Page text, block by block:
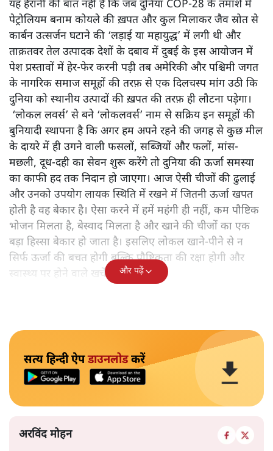
यह हैरानी की बात नहीं है कि जब दुनिया COP-28 के तमाशे में
पेट्रोलियम बनाम कोयले की ख़पत और कुल मिलाकर जैव स्रोत से
कार्बन उत्सर्जन घटाने की ‘लड़ाई या महायुद्ध’ में लगी थी और
ताक़तवर तेल उत्पादक देशों के दबाव में दुबई के इस आयोजन में
पेश प्रस्तावों में हेर-फेर करनी पड़ी तब अमेरिकी और पश्चिमी जगत
के नागरिक समाज समूहों की तरफ़ से एक दिलचस्प मांग उठी कि
दुनिया को स्थानीय उत्पादों की ख़पत की तरफ़ ही लौटना पड़ेगा।
‘लोकल लवर्स’ से बने ‘लोकलवर्स’ नाम से सक्रिय इन समूहों की
बुनियादी स्थापना है कि अगर हम अपने रहने की जगह से कुछ मील
के दायरे में ही उगने वाली फसलों, सब्जियों और फलों, मांस-
मछली, दूध-दही का सेवन शुरू करेंगे तो दुनिया की ऊर्जा समस्या
का काफी हद तक निदान हो जाएगा। आज ऐसी चीजों की ढुलाई
और उनको उपयोग लायक स्थिति में रखने में जितनी ऊर्जा खपत
होती है वह बेकार है। ऐसा करने में हमें महंगी ही नहीं, कम पौष्टिक
भोजन मिलता है, बेस्वाद मिलता है और खाने की चीजों का एक
बड़ा हिस्सा बेकार हो जाता है। इसलिए लोकल खाने-पीने से न
सिर्फ ऊर्जा की बचत होगी बल्कि पौष्टिकता की रक्षा होगी और
स्वास्थ्य पर होने वाले खर्चे भी घटेंगे।
और पढ़ें
सत्य हिन्दी ऐपडाउनलोडकरें
अरविंद मोहन